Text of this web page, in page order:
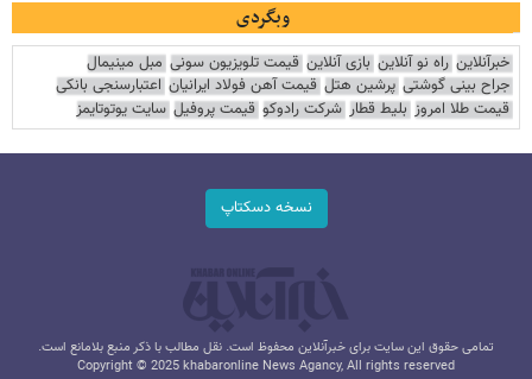
وبگردی
خبرآنلاین راه نو آنلاین بازی آنلاین قیمت تلویزیون سونی مبل مینیمال
جراح بینی گوشتی پرشین هتل قیمت آهن فولاد ایرانیان اعتبارسنجی بانکی
قیمت طلا امروز بلیط قطار شرکت رادوکو قیمت پروفیل سایت یوتوتایمز
نسخه دسکتاپ
تمامی حقوق این سایت برای خبرآنلاین محفوظ است. نقل مطالب با ذکر منبع بلامانع است.
Copyright © 2025 khabaronline News Agancy, All rights reserved